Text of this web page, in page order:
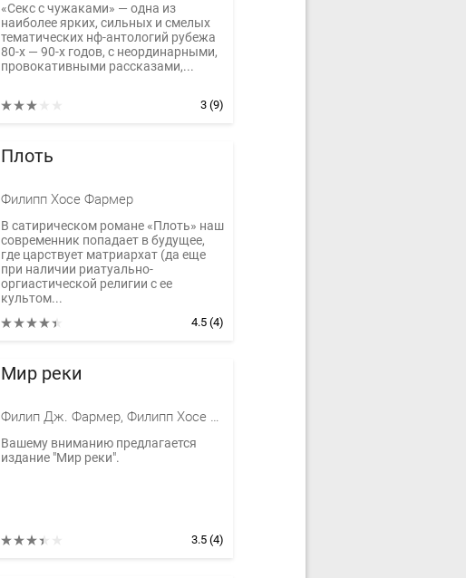
«Секс с чужаками» — одна из
наиболее ярких, сильных и смелых
тематических нф-антологий рубежа
80-х — 90-х годов, с неординарными,
провокативными рассказами,...
3(9)
Плоть
Филипп Хосе Фармер
В сатирическом романе «Плоть» наш
современник попадает в будущее,
где царствует матриархат (да еще
при наличии риатуально-
оргиастической религии с ее
культом...
4.5(4)
Мир реки
Филип Дж. Фармер, Филипп Хосе Фармер
Вашему вниманию предлагается
издание "Мир реки".
3.5(4)